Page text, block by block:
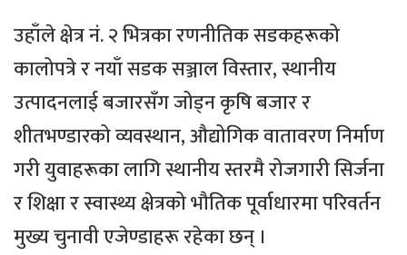
उहाँले क्षेत्र नं. २ भित्रका रणनीतिक सडकहरूको
कालोपत्रे र नयाँ सडक सञ्जाल विस्तार, स्थानीय
उत्पादनलाई बजारसँग जोड्न कृषि बजार र
शीतभण्डारको व्यवस्थान, औद्योगिक वातावरण निर्माण
गरी युवाहरूका लागि स्थानीय स्तरमै रोजगारी सिर्जना
र शिक्षा र स्वास्थ्य क्षेत्रको भौतिक पूर्वाधारमा परिवर्तन
मुख्य चुनावी एजेण्डाहरू रहेका छन् ।